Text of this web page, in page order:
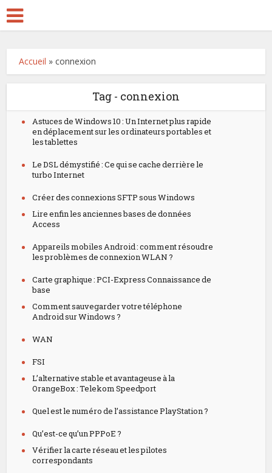
Accueil »connexion
Tag - connexion
Astuces de Windows 10 : Un Internet plus rapide
en déplacement sur les ordinateurs portables et
les tablettes
Le DSL démystifié : Ce qui se cache derrière le
turbo Internet
Créer des connexions SFTP sous Windows
Lire enfin les anciennes bases de données
Access
Appareils mobiles Android : comment résoudre
les problèmes de connexion WLAN ?
Carte graphique : PCI-Express Connaissance de
base
Comment sauvegarder votre téléphone
Android sur Windows ?
WAN
FSI
L’alternative stable et avantageuse à la
OrangeBox : Telekom Speedport
Quel est le numéro de l’assistance PlayStation ?
Qu’est-ce qu’un PPPoE ?
Vérifier la carte réseau et les pilotes
correspondants